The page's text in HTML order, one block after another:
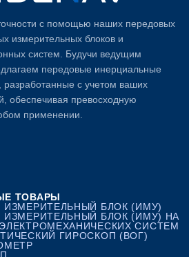
с помощью наших передовых
измерительных блоков и
систем. Будучи ведущим
передовые инерциальные
с учетом ваших
обеспечивая превосходную
применении.
ТОВАРЫ
БЛОК (ИМУ)
БЛОК (ИМУ) НА
СИСТЕМ
ГИРОСКОП (ВОГ)